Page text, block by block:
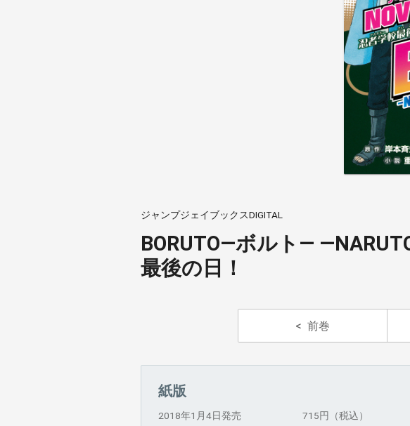
ジャンプジェイブックスDIGITAL
BORUTO―ボルト―
最後の日！
前巻
紙版
2018年1月4日発売
715円（税込）